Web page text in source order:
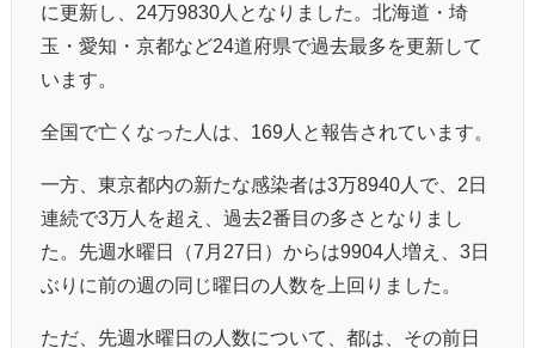
に更新し、24万9830人となりました。北海道・埼
玉・愛知・京都など24道府県で過去最多を更新して
います。
全国で亡くなった人は、169人と報告されています。
一方、東京都内の新たな感染者は3万8940人で、2日
連続で3万人を超え、過去2番目の多さとなりまし
た。先週水曜日（7月27日）からは9904人増え、3日
ぶりに前の週の同じ曜日の人数を上回りました。
ただ、先週水曜日の人数について、都は、その前日